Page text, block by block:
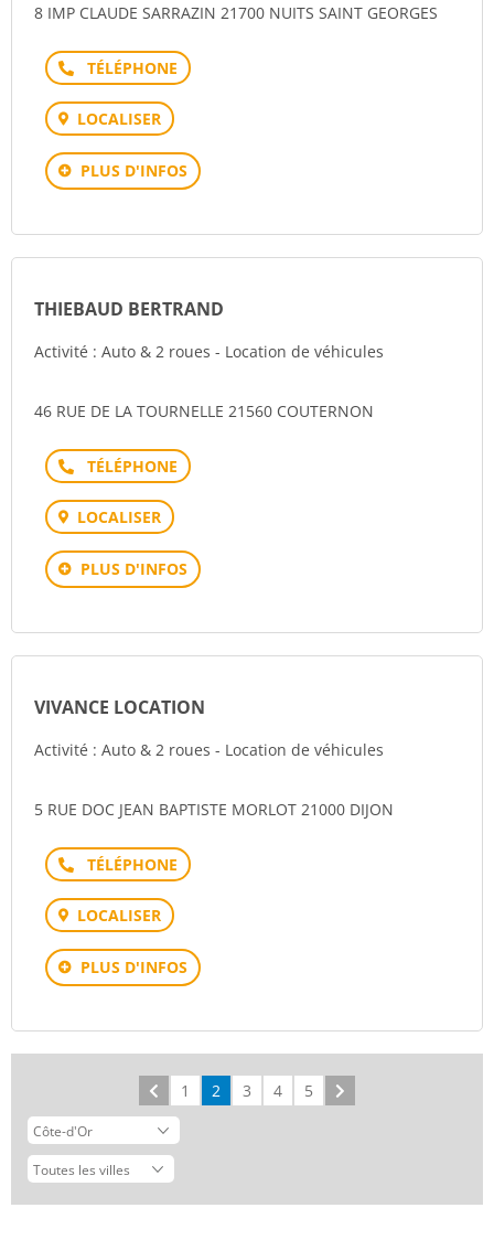
8 IMP CLAUDE SARRAZIN 21700 NUITS SAINT GEORGES
Téléphone
LOCALISER
PLUS D'INFOS
THIEBAUD BERTRAND
Activité : Auto & 2 roues - Location de véhicules
46 RUE DE LA TOURNELLE 21560 COUTERNON
Téléphone
LOCALISER
PLUS D'INFOS
VIVANCE LOCATION
Activité : Auto & 2 roues - Location de véhicules
5 RUE DOC JEAN BAPTISTE MORLOT 21000 DIJON
Téléphone
LOCALISER
PLUS D'INFOS
Précédent
1 2 3 4 5